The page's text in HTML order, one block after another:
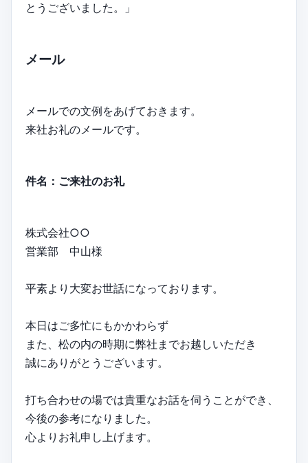
とうございました。」
メール
メールでの文例をあげておきます。
来社お礼のメールです。
件名：ご来社のお礼
株式会社○○
営業部 中山様
平素より大変お世話になっております。
本日はご多忙にもかかわらず
また、松の内の時期に弊社までお越しいただき
誠にありがとうございます。
打ち合わせの場では貴重なお話を伺うことができ、
今後の参考になりました。
心よりお礼申し上げます。